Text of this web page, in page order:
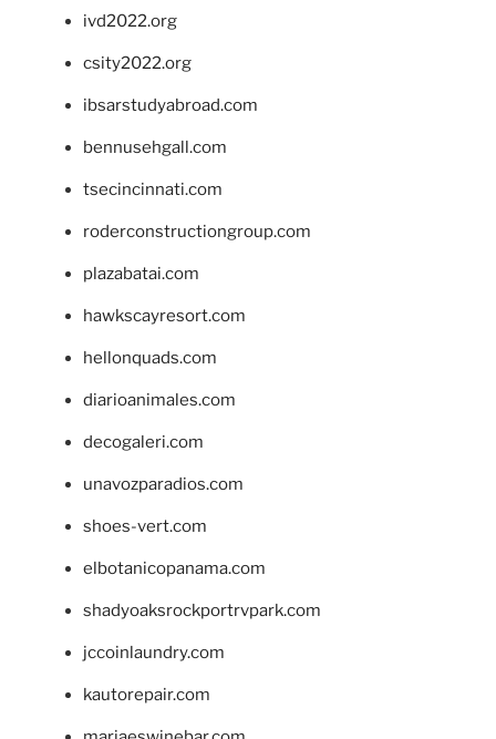
ivd2022.org
csity2022.org
ibsarstudyabroad.com
bennusehgall.com
tsecincinnati.com
roderconstructiongroup.com
plazabatai.com
hawkscayresort.com
hellonquads.com
diarioanimales.com
decogaleri.com
unavozparadios.com
shoes-vert.com
elbotanicopanama.com
shadyoaksrockportrvpark.com
jccoinlaundry.com
kautorepair.com